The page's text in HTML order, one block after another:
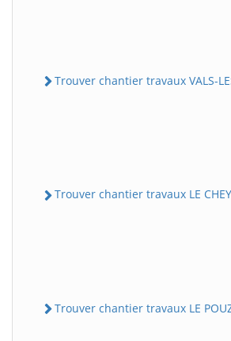
Trouver chantier travaux VALS-
Trouver chantier travaux LE
Trouver chantier travaux LE